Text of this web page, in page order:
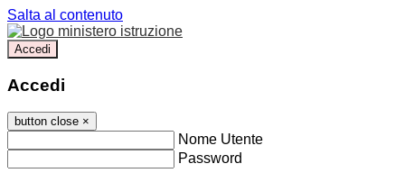
Salta al contenuto
Accedi
Accedi
button close ×
Nome Utente
Password